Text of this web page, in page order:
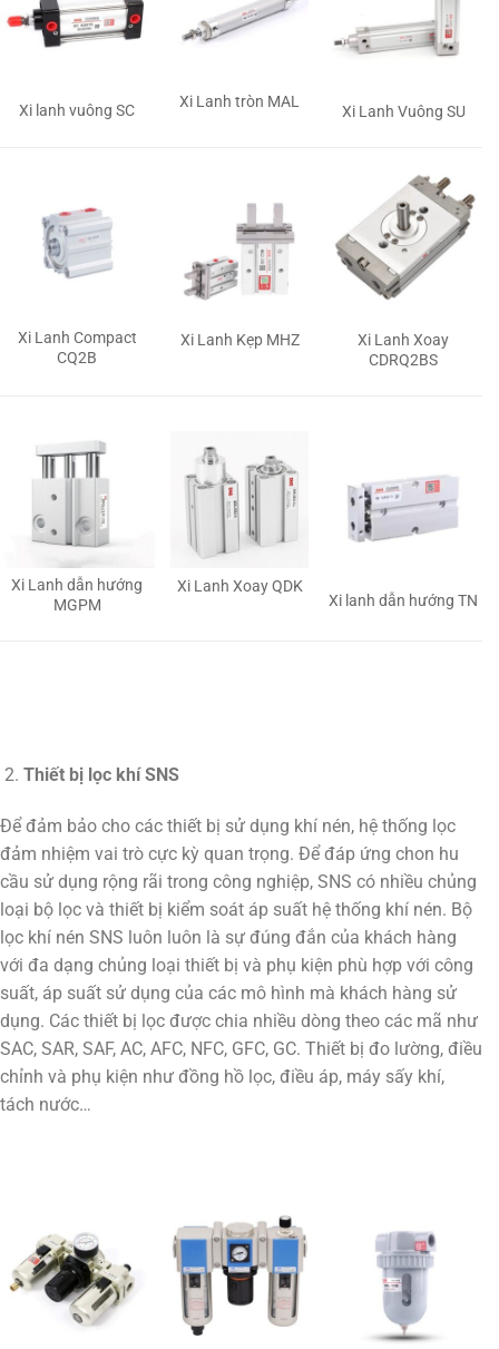
Xi lanh vuông SC Xi Lanh tròn MAL
Xi Lanh Vuông SU
Xi Lanh Compact
CQ2B
Xi Lanh Kẹp MHZ
Xi Lanh Xoay
CDRQ2BS
Xi Lanh dẫn hướng
MGPM
Xi Lanh Xoay QDK
Xi lanh dẫn hướng TN
Thiết bị lọc khí SNS
Để đảm bảo cho các thiết bị sử dụng khí nén, hệ thống lọc
đảm nhiệm vai trò cực kỳ quan trọng. Để đáp ứng chon hu
cầu sử dụng rộng rãi trong công nghiệp, SNS có nhiều chủng
loại bộ lọc và thiết bị kiểm soát áp suất hệ thống khí nén. Bộ
lọc khí nén SNS luôn luôn là sự đúng đắn của khách hàng
với đa dạng chủng loại thiết bị và phụ kiện phù hợp với công
suất, áp suất sử dụng của các mô hình mà khách hàng sử
dụng. Các thiết bị lọc được chia nhiều dòng theo các mã như
SAC, SAR, SAF, AC, AFC, NFC, GFC, GC. Thiết bị đo lường, điều
chỉnh và phụ kiện như đồng hồ lọc, điều áp, máy sấy khí,
tách nước…